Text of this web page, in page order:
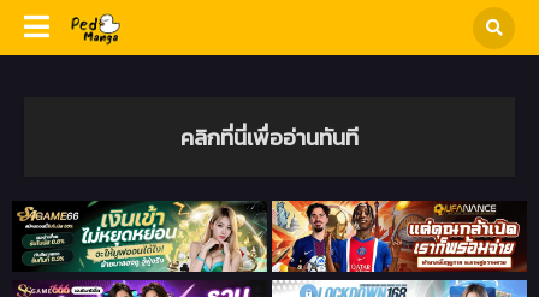
คลิกที่นี่เพื่ออ่านทันที